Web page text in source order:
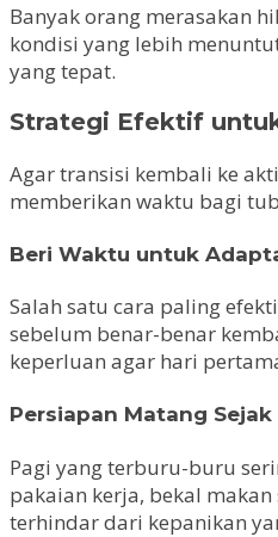
Banyak orang merasakan
kondisi yang lebih
yang tepat.
Strategi Efektif
Agar transisi kembali ke
memberikan waktu bagi
Beri Waktu untuk
Salah satu cara paling
sebelum benar-benar
keperluan agar hari
Persiapan Matang Sejak
Pagi yang terburu-buru
pakaian kerja, bekal
terhindar dari kepanikan